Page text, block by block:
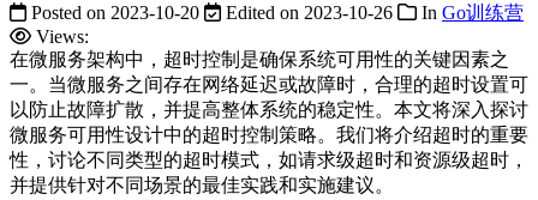
Posted on 2023-10-20 Edited on 2023-10-26 In Go训练营
Views:
在微服务架构中，超时控制是确保系统可用性的关键因素之
一。当微服务之间存在网络延迟或故障时，合理的超时设置可
以防止故障扩散，并提高整体系统的稳定性。本文将深入探讨
微服务可用性设计中的超时控制策略。我们将介绍超时的重要
性，讨论不同类型的超时模式，如请求级超时和资源级超时，
并提供针对不同场景的最佳实践和实施建议。